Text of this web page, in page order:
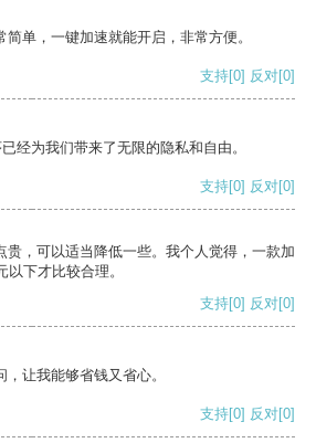
单，一键加速就能开启，非常方便。
支持[0] 反对[0]
经为我们带来了无限的隐私和自由。
支持[0] 反对[0]
贵，可以适当降低一些。我个人觉得，一款加
下才比较合理。
支持[0] 反对[0]
让我能够省钱又省心。
支持[0] 反对[0]